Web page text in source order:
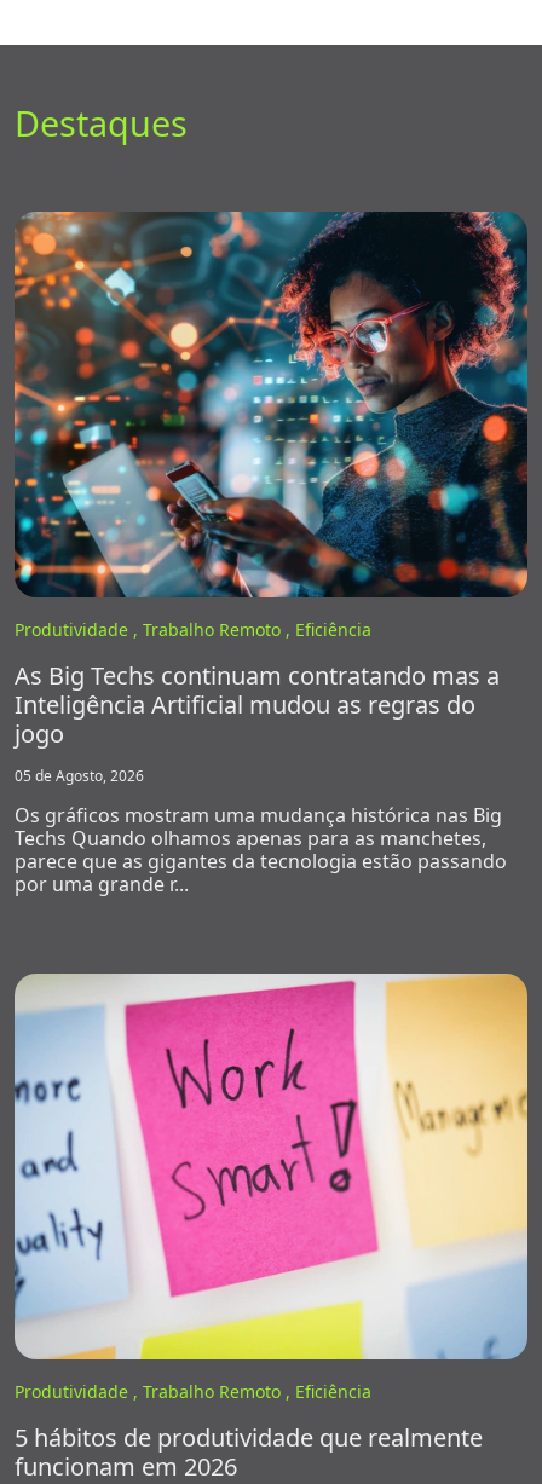
Destaques
Produtividade , Trabalho Remoto , Eficiência
As Big Techs continuam contratando mas a
Inteligência Artificial mudou as regras do
jogo
05 de Agosto, 2026
Os gráficos mostram uma mudança histórica nas Big
Techs Quando olhamos apenas para as manchetes,
parece que as gigantes da tecnologia estão passando
por uma grande r...
Produtividade , Trabalho Remoto , Eficiência
5 hábitos de produtividade que realmente
funcionam em 2026